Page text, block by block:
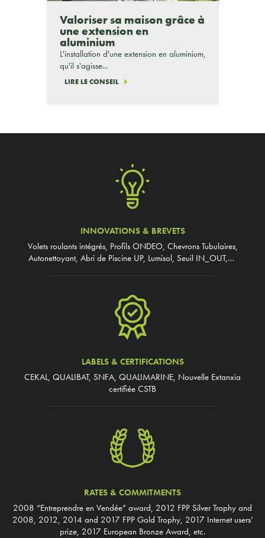
Valoriser sa maison grâce à
une extension en
aluminium
L'installation d'une extension en aluminium,
qu'il s'agisse...
LIRE LE CONSEIL
INNOVATIONS & BREVETS
Volets roulants intégrés, Profils ONDEO, Chevrons Tubulaires,
Autonettoyant, Abri de Piscine UP, Lumisol, Seuil IN_OUT,…
LABELS & CERTIFICATIONS
CEKAL, QUALIBAT, SNFA, QUALIMARINE, Nouvelle Extanxia
certifiée CSTB
RATES & COMMITMENTS
2008 “Entreprendre en Vendée” award, 2012 FPP Silver Trophy and
2008, 2012, 2014 and 2017 FPP Gold Trophy, 2017 Internet users’
prize, 2017 European Bronze Award, etc.